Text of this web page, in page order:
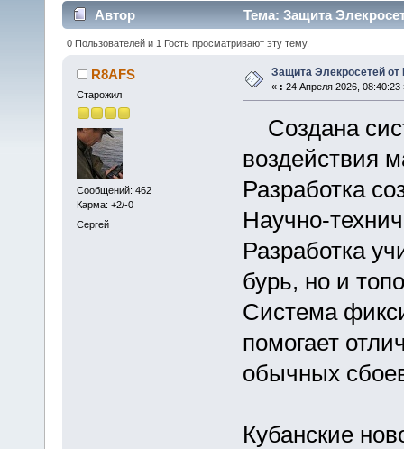
Автор Тема: Защита
0 Пользователей и 1 Гость просматривают эту тему.
R8AFS
Старожил
Сообщений: 462
Карма: +2/-0
Сергей
Защита Элекросетей от
« : 24 Апреля 2026, 08:40:23
Создана
воздействия
Разработка
Научно-
Разработка
бурь, но и
Система
помогает
обычных
Кубанские